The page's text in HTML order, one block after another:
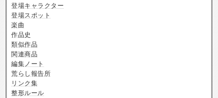
登場キャラクター
登場スポット
楽曲
作品史
類似作品
関連商品
編集ノート
荒らし報告所
リンク集
整形ルール